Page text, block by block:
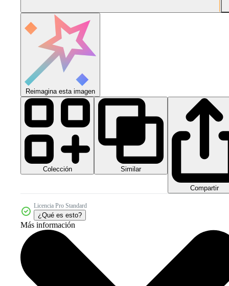
Reimagina esta imagen
Colección Similar
Compartir
Licencia Pro Standard
¿Qué es esto?
Más información